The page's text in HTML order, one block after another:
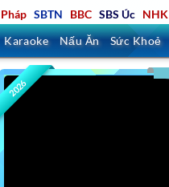
SBTN BBC SBS Úc NHK
Karaoke Nấu Ăn Sức Khoẻ
2026